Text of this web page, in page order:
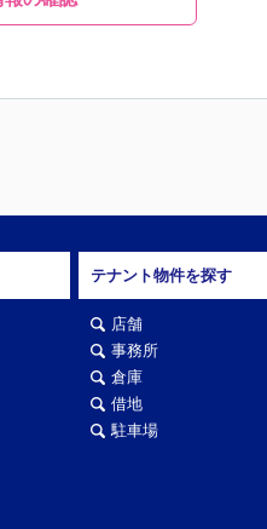
テナント物件を探す
店舗
事務所
倉庫
借地
駐車場